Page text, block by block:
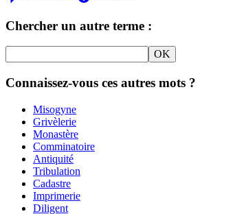
Chercher un autre terme :
Connaissez-vous ces autres mots ?
Misogyne
Grivèlerie
Monastère
Comminatoire
Antiquité
Tribulation
Cadastre
Imprimerie
Diligent